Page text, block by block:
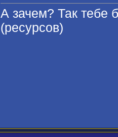
А зачем? Так тебе
(ресурсов)